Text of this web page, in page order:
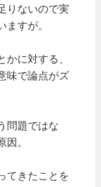
りないので実
すが。
に対する、
味で論点がズ
問題ではな
。
てきたことを